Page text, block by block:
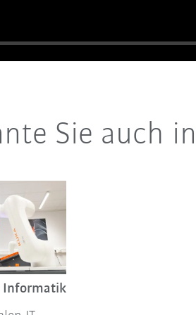
Sie auch
Informatik